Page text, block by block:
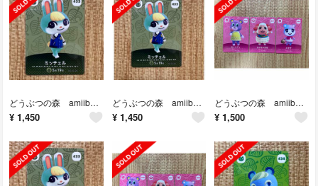
どうぶつの森 amiiboカード ミッチェル
¥ 1,450
どうぶつの森 amiiboカード ミッチェル
¥ 1,450
どうぶつの森 amiiboカード キャンディ ちゃちゃまる みすず
¥ 1,500